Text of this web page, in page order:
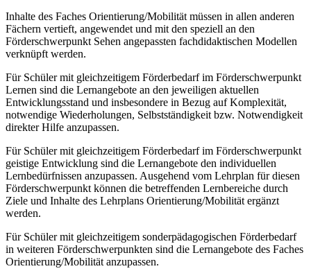
Inhalte des Faches Orientierung/Mobilität müssen in allen anderen
Fächern vertieft, angewendet und mit den speziell an den
Förderschwerpunkt Sehen angepassten fachdidaktischen Modellen
verknüpft werden.
Für Schüler mit gleichzeitigem Förderbedarf im Förderschwerpunkt
Lernen sind die Lernangebote an den jeweiligen aktuellen
Entwicklungsstand und insbesondere in Bezug auf Komplexität,
notwendige Wiederholungen, Selbstständigkeit bzw. Notwendigkeit
direkter Hilfe anzupassen.
Für Schüler mit gleichzeitigem Förderbedarf im Förderschwerpunkt
geistige Entwicklung sind die Lernangebote den individuellen
Lernbedürfnissen anzupassen. Ausgehend vom Lehrplan für diesen
Förderschwerpunkt können die betreffenden Lernbereiche durch
Ziele und Inhalte des Lehrplans Orientierung/Mobilität ergänzt
werden.
Für Schüler mit gleichzeitigem sonderpädagogischen Förderbedarf
in weiteren Förderschwerpunkten sind die Lernangebote des Faches
Orientierung/Mobilität anzupassen.